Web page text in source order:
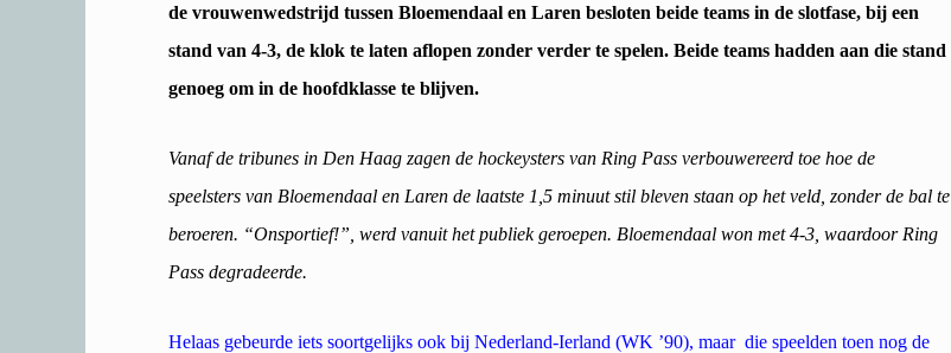
de vrouwenwedstrijd tussen Bloemendaal en Laren besloten beide teams in de slotfase, bij een
stand van 4-3, de klok te laten aflopen zonder verder te spelen. Beide teams hadden aan die stand
genoeg om in de hoofdklasse te blijven.
Vanaf de tribunes in Den Haag zagen de hockeysters van Ring Pass verbouwereerd toe hoe de
speelsters van Bloemendaal en Laren de laatste 1,5 minuut stil bleven staan op het veld, zonder de bal te
beroeren. “Onsportief!”, werd vanuit het publiek geroepen. Bloemendaal won met 4-3, waardoor Ring
Pass degradeerde.
Helaas gebeurde iets soortgelijks ook bij Nederland-Ierland (WK ’90), maar die speelden toen nog de